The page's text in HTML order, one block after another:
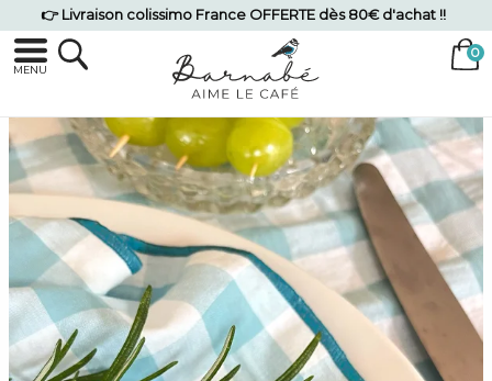
👉 Livraison colissimo France OFFERTE dès 80€ d'achat !!
MENU